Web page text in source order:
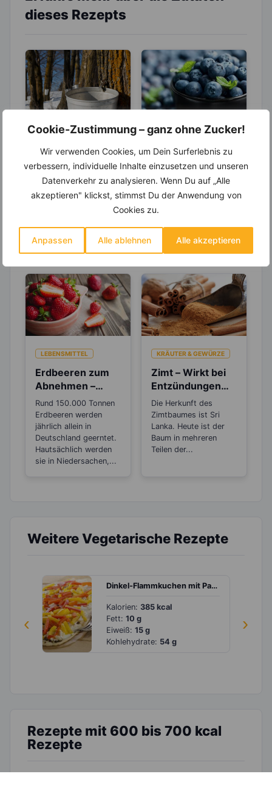
Cookie-Zustimmung – ganz ohne Zucker!
Wir verwenden Cookies, um Dein Surferlebnis zu
verbessern, individuelle Inhalte einzusetzen und unseren
Datenverkehr zu analysieren. Wenn Du auf „Alle
akzeptieren" klickst, stimmst Du der Anwendung von
Cookies zu.
Anpassen Alle ablehnen Alle akzeptieren
dieses Rezepts
LEBENSMITTEL
Ahornsirup – bis
zu 40 % weniger
Kalorien als
Zucker
Besonders in Kanada
und Amerika gehört
der Ahornsirup bzw.
den Klassikern,...
LEBENSMITTEL
Blaubeeren –
Schönheitselixier
für die Haut und
gut beim
Abnehmen
Die aus Nord-, Mittel-
und Osteuropa
Blaubeeren sind
mittlerweile an vielen
Orten der Welt...
LEBENSMITTEL
Erdbeeren zum
Abnehmen –
Wusstest du, das
sie botanisch
gesehen Nüsse
sind?
Rund 150.000 Tonnen
Erdbeeren werden
jährlich allein in
Deutschland geerntet.
Hautsächlich werden
sie in Niedersachen,...
KRÄUTER & GEWÜRZE
Zimt – Wirkt bei
Entzündungen
und Rheuma
Die Herkunft des
Zimtbaumes ist Sri
Lanka. Heute ist der
Baum in mehreren
Teilen der...
Weitere Vegetarische Rezepte
‹ ›
Dinkel-Flammkuchen mit Paprika rot und gelb
Kalorien: 385 kcal
Fett:10 g
Eiweiß:15 g
Kohlehydrate: 54 g
Rezepte mit 600 bis 700 kcal
Rezepte